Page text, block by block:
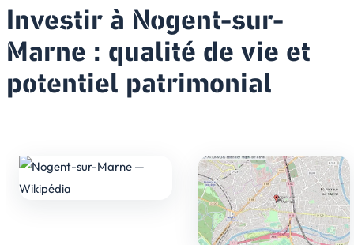
Investir à Nogent-sur-
Marne : qualité de vie et
potentiel patrimonial